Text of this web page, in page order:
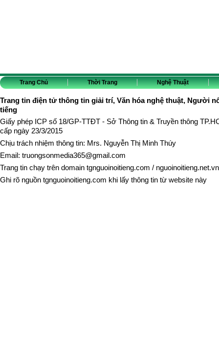
Trang Chủ Thời Trang Nghệ Thuật
Trang tin điện tử thông tin giải trí, Văn hóa nghệ thuật, Người
tiếng
Giấy phép ICP số 18/GP-TTĐT - Sở Thông tin & Truyền thông
cấp ngày 23/3/2015
Chịu trách nhiệm thông tin: Mrs. Nguyễn Thị Minh Thúy
Email: truongsonmedia365@gmail.com
Trang tin chạy trên domain tgnguoinoitieng.com / nguoinoitieng.net.vn
Ghi rõ nguồn tgnguoinoitieng.com khi lấy thông tin từ website này